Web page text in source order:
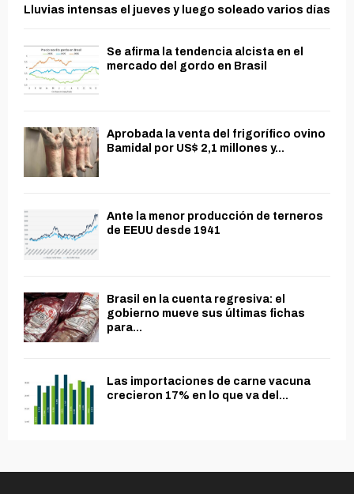
Lluvias intensas el jueves y luego soleado varios días
Se afirma la tendencia alcista en el
mercado del gordo en Brasil
Aprobada la venta del frigorífico ovino
Bamidal por US$ 2,1 millones y...
Ante la menor producción de terneros
de EEUU desde 1941
Brasil en la cuenta regresiva: el
gobierno mueve sus últimas fichas
para...
Las importaciones de carne vacuna
crecieron 17% en lo que va del...